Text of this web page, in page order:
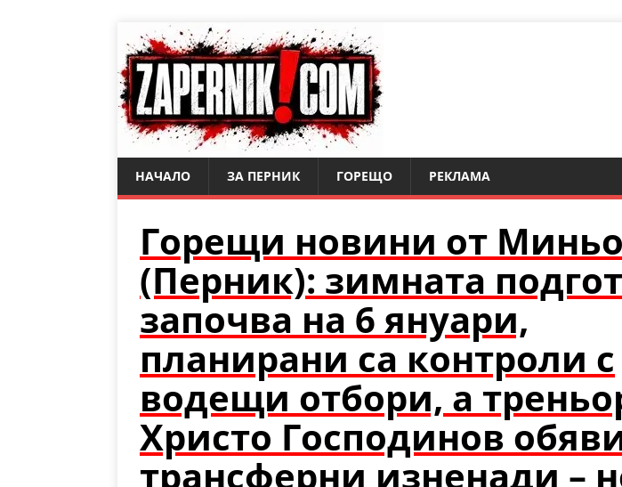
НАЧАЛО ЗА ПЕРНИК ГОРЕЩО РЕКЛАМА
Горещи новини от
(Перник): зимната
започва на 6 януари,
планирани са контроли с
водещи отбори, а
Христо Господинов
трансферни изненади –